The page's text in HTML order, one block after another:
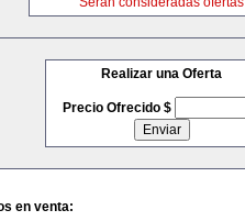
Realizar una Oferta
Precio Ofrecido $
en venta: